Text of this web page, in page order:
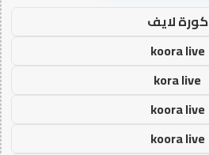
كورة لايف
koora live
kora live
koora live
koora live